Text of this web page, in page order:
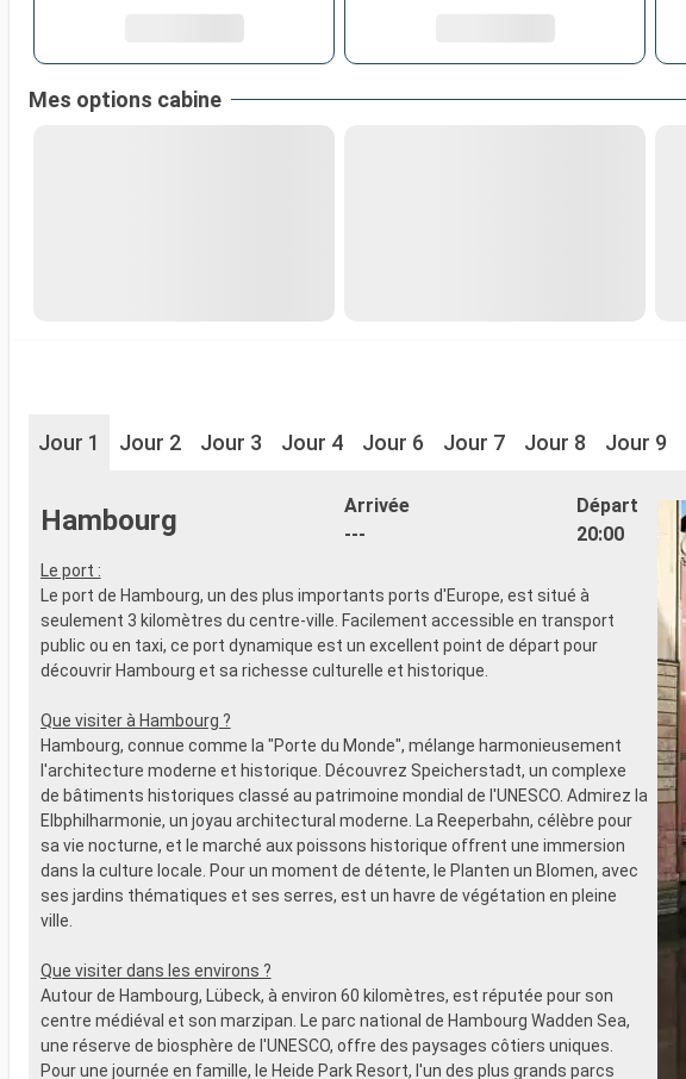
Mes options cabine
Jour 1 Jour 2 Jour 3 Jour 4 Jour 6 Jour 7 Jour 8 Jour 9
Hambourg
Arrivée
---
Départ
20:00
Le port :
Le port de Hambourg, un des plus importants ports d'Europe, est situé à
seulement 3 kilomètres du centre-ville. Facilement accessible en transport
public ou en taxi, ce port dynamique est un excellent point de départ pour
découvrir Hambourg et sa richesse culturelle et historique.
Que visiter à Hambourg ?
Hambourg, connue comme la "Porte du Monde", mélange harmonieusement
l'architecture moderne et historique. Découvrez Speicherstadt, un complexe
de bâtiments historiques classé au patrimoine mondial de l'UNESCO. Admirez la
Elbphilharmonie, un joyau architectural moderne. La Reeperbahn, célèbre pour
sa vie nocturne, et le marché aux poissons historique offrent une immersion
dans la culture locale. Pour un moment de détente, le Planten un Blomen, avec
ses jardins thématiques et ses serres, est un havre de végétation en pleine
ville.
Que visiter dans les environs ?
Autour de Hambourg, Lübeck, à environ 60 kilomètres, est réputée pour son
centre médiéval et son marzipan. Le parc national de Hambourg Wadden Sea,
une réserve de biosphère de l'UNESCO, offre des paysages côtiers uniques.
Pour une journée en famille, le Heide Park Resort, l'un des plus grands parcs